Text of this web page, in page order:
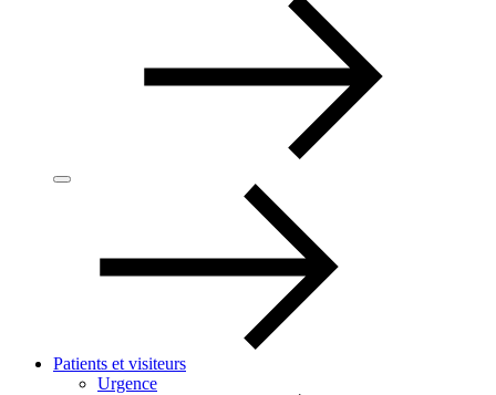
Patients et visiteurs
Urgence